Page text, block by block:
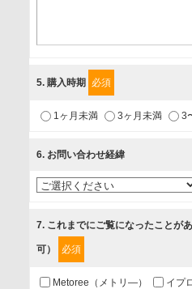
1.当社が取り扱う商品・サービス
2.当社が開催（主催・共催・協
3.お客様の業務内容、及び興味、
4.お客様満足度調査等のアンケー
第三者提供の有無
あり
5. 購入時期 必須
1ヶ月未満 3ヶ月未満 3
6. お問い合わせ経緯
7. これまでにご覧になったことが
可） 必須
Metoree（メトリ―） イプ